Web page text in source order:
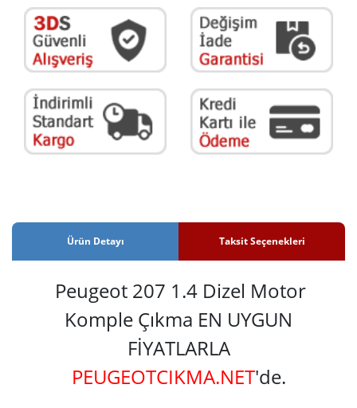
Ürün Detayı Taksit Seçenekleri
Peugeot 207 1.4 Dizel Motor
Komple Çıkma EN UYGUN
FİYATLARLA
PEUGEOTCIKMA.NET'de.